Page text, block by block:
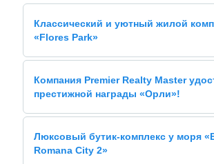
Классический и уютный жилой
«Flores Park»
Компания Premier Realty Master
престижной награды «Орли»!
Люксовый бутик-комплекс у моря
Romana City 2»